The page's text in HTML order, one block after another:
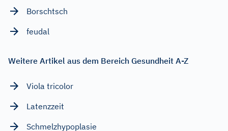
Borschtsch
feudal
Weitere Artikel aus dem Bereich Gesundheit A-Z
Viola tricolor
Latenzzeit
Schmelzhypoplasie